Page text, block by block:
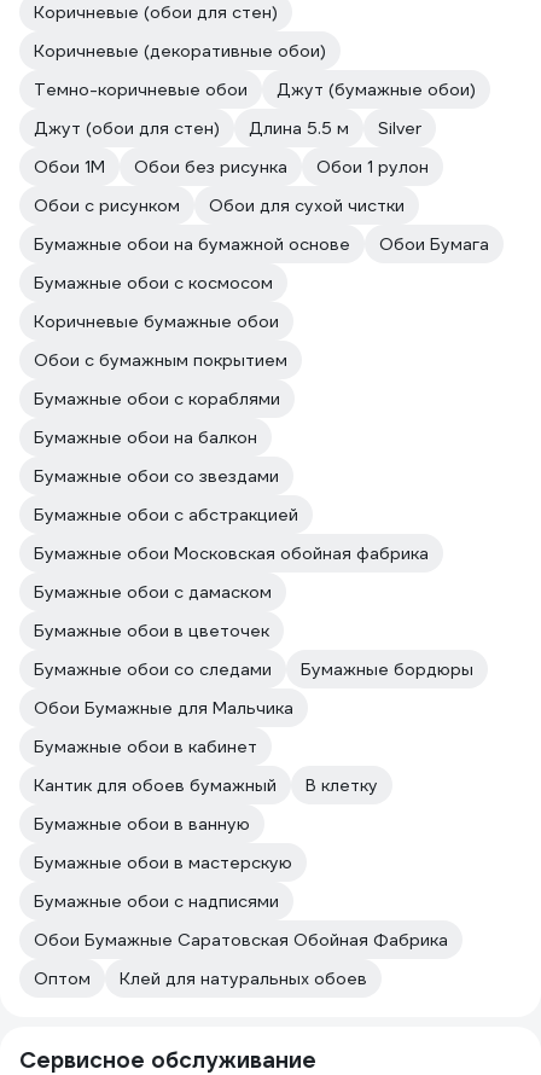
Коричневые (обои для стен)
Коричневые (декоративные обои)
Темно-коричневые обои
Джут (бумажные обои)
Джут (обои для стен)
Длина 5.5 м
Silver
Обои 1М
Обои без рисунка
Обои 1 рулон
Обои с рисунком
Обои для сухой чистки
Бумажные обои на бумажной основе
Обои Бумага
Бумажные обои с космосом
Коричневые бумажные обои
Обои с бумажным покрытием
Бумажные обои с кораблями
Бумажные обои на балкон
Бумажные обои со звездами
Бумажные обои с абстракцией
Бумажные обои Московская обойная фабрика
Бумажные обои с дамаском
Бумажные обои в цветочек
Бумажные обои со следами
Бумажные бордюры
Обои Бумажные для Мальчика
Бумажные обои в кабинет
Кантик для обоев бумажный
В клетку
Бумажные обои в ванную
Бумажные обои в мастерскую
Бумажные обои с надписями
Обои Бумажные Саратовская Обойная Фабрика
Оптом
Клей для натуральных обоев
Сервисное обслуживание